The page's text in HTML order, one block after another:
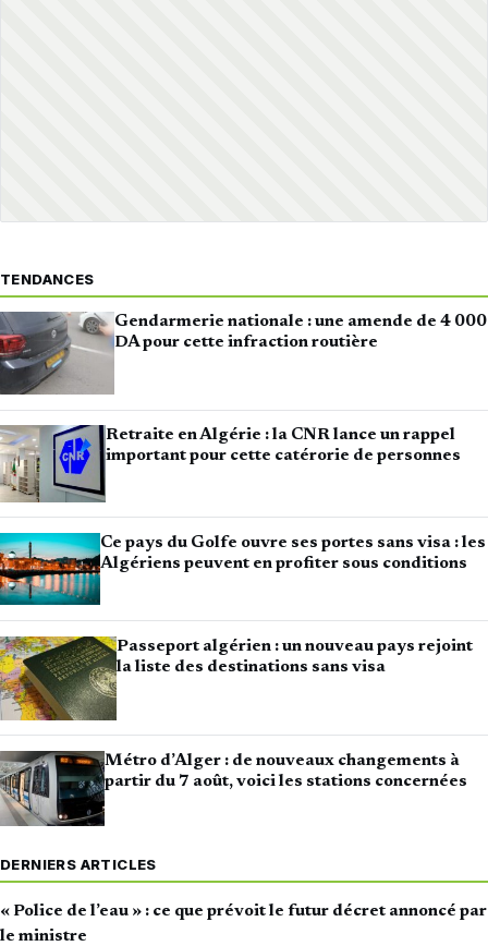
TENDANCES
Gendarmerie nationale : une amende de 4 000
DA pour cette infraction routière
Retraite en Algérie : la CNR lance un rappel
important pour cette catérorie de personnes
Ce pays du Golfe ouvre ses portes sans visa : les
Algériens peuvent en profiter sous conditions
Passeport algérien : un nouveau pays rejoint
la liste des destinations sans visa
Métro d’Alger : de nouveaux changements à
partir du 7 août, voici les stations concernées
DERNIERS ARTICLES
« Police de l’eau » : ce que prévoit le futur décret annoncé par
le ministre